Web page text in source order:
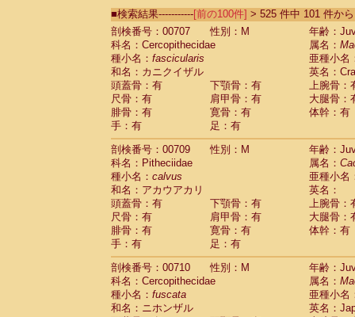
CebidaeSaguinus labiatus(0)
Cebidae Saguinus leucopus (4)
CebidaeSaguinus midas
CebidaeSaguinus mystax
CebidaeSaguinus nigricollis (12)
Cebidae Saguinus oedipus
Cebidae Saguinus weddelli
Cebidae Saguinusspp.
Cebidae Aotus trivirgatus
Cebidae Cebus albifrons
CebidaeCebus apella
Cebidae
Cebidae Cebus nigrivittatus
Cebidae Cebusspp.(0)
Cebidae Saimiri boliviensis
Cebidae Saimiri sciureus
Atelidae Alouatta caraya
AtelidaeAlouatta fusca
AtelidaeAlouatta seniculus
AtelidaeAlouatta
Atelidae
■検索結果-----------[前の100件] > 525 件中 101 件か
剖検番号：00707
性別：M
年齢：
科名：Cercopithecidae
属名：
種小名： fascicularis
亜種小名
和名：カニクイザル
英名：
頭蓋骨：有
下顎骨：有
上腕骨：
尺骨：有
肩甲骨：有
大腿骨：
腓骨：有
寛骨：有
体幹：有
手：有
足：有
剖検番号：00709
性別：M
年齢：
科名：Pitheciidae
属名：
種小名： calvus
亜種小名
和名：アカウアカリ
英名：
頭蓋骨：有
下顎骨：有
上腕骨：
尺骨：有
肩甲骨：有
大腿骨：
腓骨：有
寛骨：有
体幹：有
手：有
足：有
剖検番号：00710
性別：M
年齢：
科名：Cercopithecidae
属名：
種小名： fuscata
亜種小名
和名：ニホンザル
英名：